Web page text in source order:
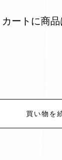
ートに商品